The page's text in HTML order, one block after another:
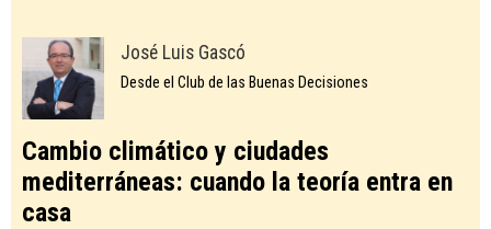
José Luis Gascó
Desde el Club de las Buenas Decisiones
Cambio climático y ciudades
mediterráneas: cuando la teoría entra en
casa